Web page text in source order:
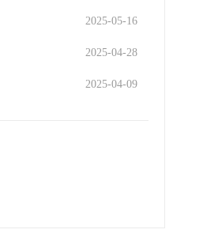
2025-05-16
2025-04-28
2025-04-09